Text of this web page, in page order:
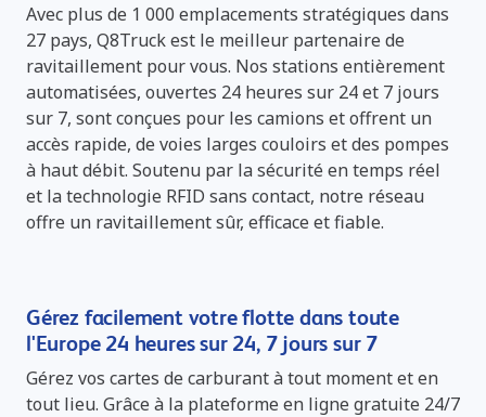
Avec plus de 1 000 emplacements stratégiques dans
27 pays, Q8Truck est le meilleur partenaire de
ravitaillement pour vous. Nos stations entièrement
automatisées, ouvertes 24 heures sur 24 et 7 jours
sur 7, sont conçues pour les camions et offrent un
accès rapide, de voies larges couloirs et des pompes
à haut débit. Soutenu par la sécurité en temps réel
et la technologie RFID sans contact, notre réseau
offre un ravitaillement sûr, efficace et fiable.
Gérez facilement votre flotte dans toute
l'Europe 24 heures sur 24, 7 jours sur 7
Gérez vos cartes de carburant à tout moment et en
tout lieu. Grâce à la plateforme en ligne gratuite 24/7